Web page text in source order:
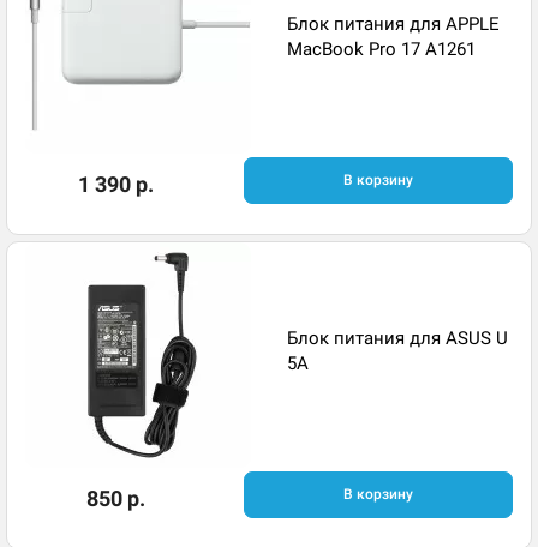
Блок питания для APPLE
MacBook Pro 17 A1261
1 390 р. В корзину
Блок питания для ASUS U
5A
850 р. В корзину